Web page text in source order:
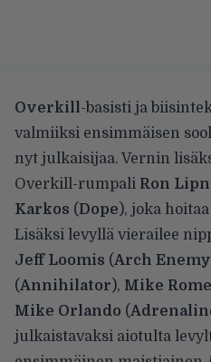
Overkill-basisti ja
valmiiksi ensimmäisen
nyt julkaisijaa. Vernin
Overkill-rumpali Ron
Karkos (Dope), joka
Lisäksi levyllä vierailee
Jeff Loomis (Arch Enemy
(Annihilator), Mike
Mike Orlando (
julkaistavaksi aiotulta